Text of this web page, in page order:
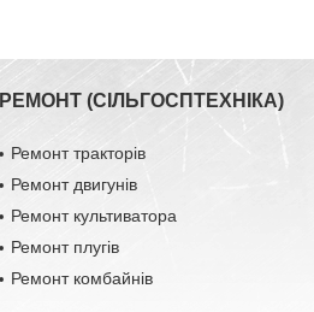
РЕМОНТ (СІЛЬГОСПТЕХНІКА)
Ремонт тракторів
Ремонт двигунів
Ремонт культиватора
Ремонт плугів
Ремонт комбайнів